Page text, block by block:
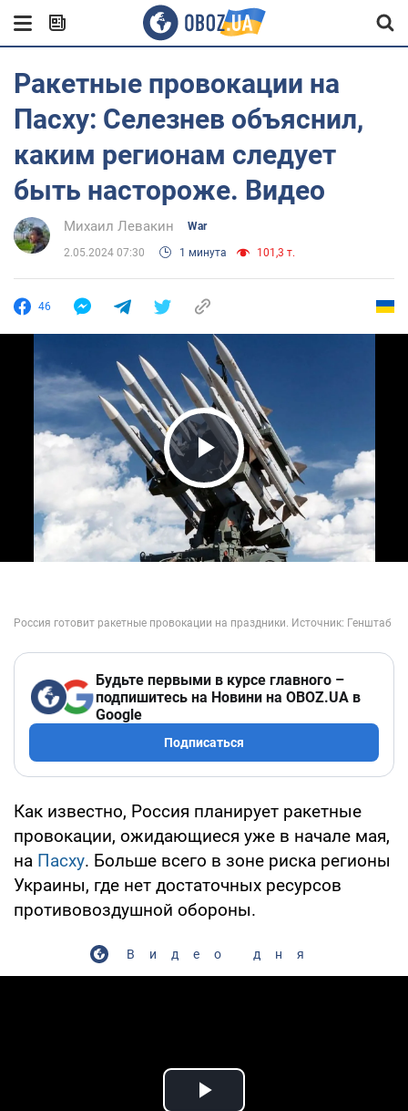
Ракетные провокации на
Пасху: Селезнев объяснил,
каким регионам следует
быть настороже. Видео
Михаил Левакин War
2.05.2024 07:30 1 минута 101,3 т.
46
Play Video
Будьте первыми в курсе главного –
подпишитесь на Новини на OBOZ.UA в
Google
Подписаться
Как известно, Россия планирует ракетные
провокации, ожидающиеся уже в начале мая,
на Пасху. Больше всего в зоне риска регионы
Украины, где нет достаточных ресурсов
противовоздушной обороны.
Видео дня